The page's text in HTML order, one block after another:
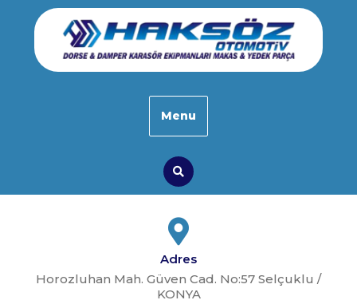
content
Menu
Search
Adres
Horozluhan Mah. Güven Cad. No:57 Selçuklu /
KONYA